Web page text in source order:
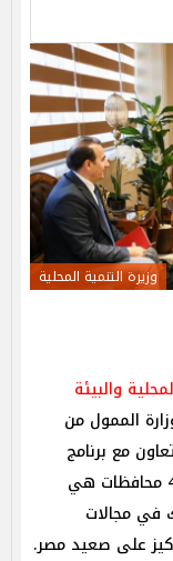
وزيرة التنمية المحلية
والبيئة
الممول من
مع برنامج
الأمم المتحدة الإنمائي، ويتم تنفيذه في 4 محافظات هي
في مجالات
على صعيد مصر.